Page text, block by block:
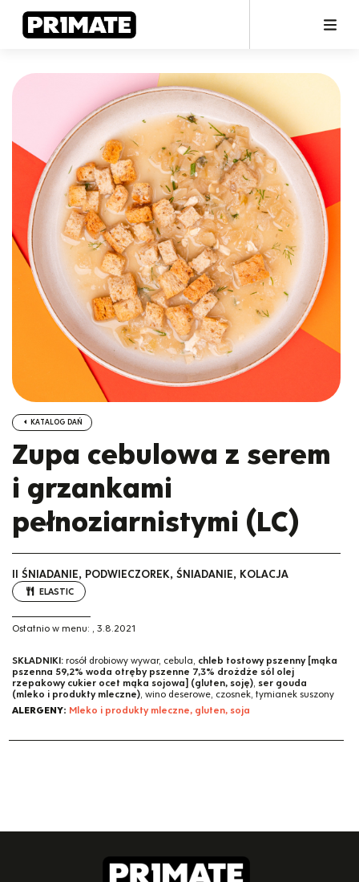
KATALOG DAŃ
Zupa cebulowa z serem
i grzankami
pełnoziarnistymi (LC)
II ŚNIADANIE, PODWIECZOREK, ŚNIADANIE, KOLACJA
ELASTIC
Ostatnio w menu: , 3.8.2021
SKŁADNIKI: rosół drobiowy wywar, cebula, chleb tostowy pszenny [mąka
pszenna 59,2% woda otręby pszenne 7,3% drożdże sól olej
rzepakowy cukier ocet mąka sojowa] (gluten, soję), ser gouda
(mleko i produkty mleczne), wino deserowe, czosnek, tymianek suszony
ALERGENY: Mleko i produkty mleczne, gluten, soja